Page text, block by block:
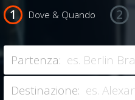
Dove & Quando
Partenza:
Destinazione: